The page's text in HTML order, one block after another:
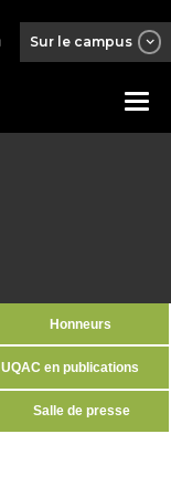
Sur le campus
Honneurs
UQAC en publications
Salle de presse